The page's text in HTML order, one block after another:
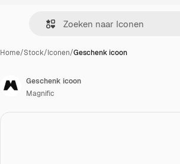
Home/Stock/Iconen/Geschenk icoon
Geschenk icoon
Magnific